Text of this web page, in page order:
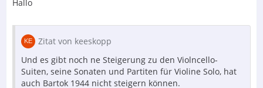
Hallo
Zitat von keeskopp
Und es gibt noch ne Steigerung zu den Violncello-
Suiten, seine Sonaten und Partiten für Violine Solo, hat
auch Bartok 1944 nicht steigern können.